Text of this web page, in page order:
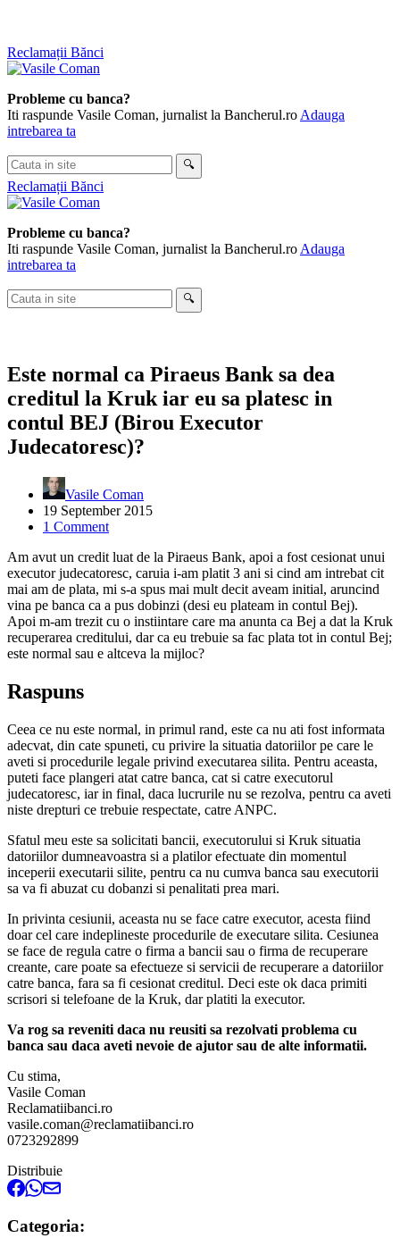
Skip
to
Reclamații Bănci
Probleme cu banca?
Iti raspunde Vasile Coman, jurnalist la Bancherul.ro Adauga
intrebarea ta
Cauta
in
site
🔍
Reclamații Bănci
Probleme cu banca?
Iti raspunde Vasile Coman, jurnalist la Bancherul.ro Adauga
intrebarea ta
Cauta
in
🔍
Este normal ca Piraeus Bank sa dea
creditul la Kruk iar eu sa platesc in
contul BEJ (Birou Executor
Judecatoresc)?
Vasile Coman
19 September 2015
1 Comment
Am avut un credit luat de la Piraeus Bank, apoi a fost cesionat unui
executor judecatoresc, caruia i-am platit 3 ani si cind am intrebat cit
mai am de plata, mi s-a spus mai mult decit aveam initial, aruncind
vina pe banca ca a pus dobinzi (desi eu plateam in contul Bej).
Apoi m-am trezit cu o instiintare care ma anunta ca Bej a dat la Kruk
recuperarea creditului, dar ca eu trebuie sa fac plata tot in contul Bej;
este normal sau e altceva la mijloc?
Raspuns
Ceea ce nu este normal, in primul rand, este ca nu ati fost informata
adecvat, din cate spuneti, cu privire la situatia datoriilor pe care le
aveti si procedurile legale privind executarea silita. Pentru aceasta,
puteti face plangeri atat catre banca, cat si catre executorul
judecatoresc, iar in final, daca lucrurile nu se rezolva, pentru ca aveti
niste drepturi ce trebuie respectate, catre ANPC.
Sfatul meu este sa solicitati bancii, executorului si Kruk situatia
datoriilor dumneavoastra si a platilor efectuate din momentul
inceperii executarii silite, pentru ca nu cumva banca sau executorii
sa va fi abuzat cu dobanzi si penalitati prea mari.
In privinta cesiunii, aceasta nu se face catre executor, acesta fiind
doar cel care indeplineste procedurile de executare silita. Cesiunea
se face de regula catre o firma a bancii sau o firma de recuperare
creante, care poate sa efectueze si servicii de recuperare a datoriilor
catre banca, fara sa fi cesionat creditul. Deci este ok daca primiti
scrisori si telefoane de la Kruk, dar platiti la executor.
Va rog sa reveniti daca nu reusiti sa rezolvati problema cu
banca sau daca aveti nevoie de ajutor sau de alte informatii.
Cu stima,
Vasile Coman
Reclamatiibanci.ro
vasile.coman@reclamatiibanci.ro
0723292899
Distribuie
Categoria: